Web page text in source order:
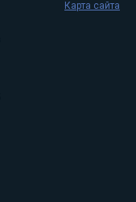
Карта сайта